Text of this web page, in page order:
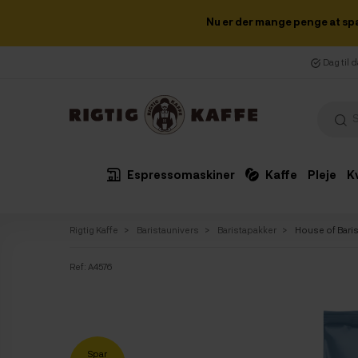
Nu er der mange penge at
Dag til
Espressomaskiner Kaffe Pleje
Rigtig Kaffe Baristaunivers Baristapakker House of
Ref: A4576
Spar